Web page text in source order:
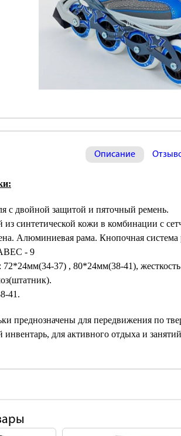
Описание
с двойной защитой и пяточный ремень.
из синтетической кожи в комбинации с
Алюминиевая рама. Кнопочная система
- 9
72*24мм(34-37) , 80*24мм(38-41),
41.
преднозначены для передвижения по
инвентарь, для активного отдыха и